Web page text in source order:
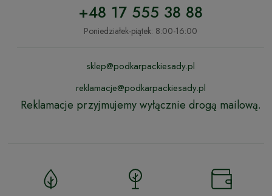
+48 17 555 38 88
Poniedziałek-piątek: 8:00-16:00
sklep@podkarpackiesady.pl
reklamacje@podkarpackiesady.pl
Reklamacje przyjmujemy wyłącznie drogą mailową.